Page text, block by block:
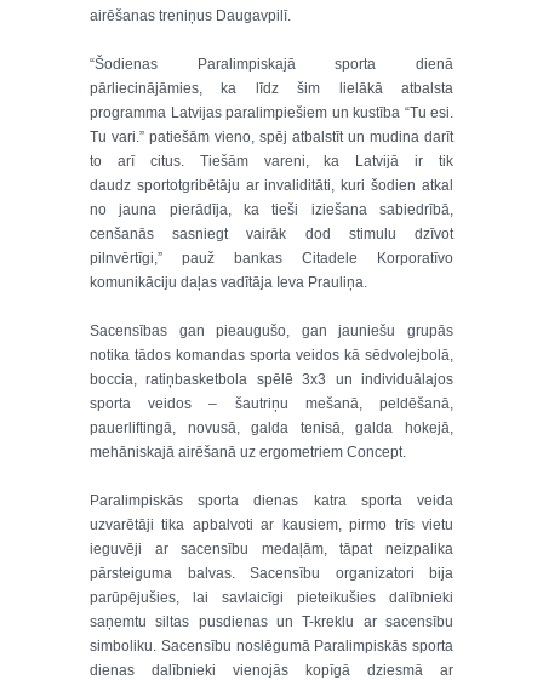
airēšanas treniņus Daugavpilī.
“Šodienas Paralimpiskajā sporta dienā
pārliecinājāmies, ka līdz šim lielākā atbalsta
programma Latvijas paralimpiešiem un kustība “Tu esi.
Tu vari.” patiešām vieno, spēj atbalstīt un mudina darīt
to arī citus. Tiešām vareni, ka Latvijā ir tik
daudz sportotgribētāju ar invaliditāti, kuri šodien atkal
no jauna pierādīja, ka tieši iziešana sabiedrībā,
cenšanās sasniegt vairāk dod stimulu dzīvot
pilnvērtīgi,” pauž bankas Citadele Korporatīvo
komunikāciju daļas vadītāja Ieva Prauliņa.
Sacensības gan pieaugušo, gan jauniešu grupās
notika tādos komandas sporta veidos kā sēdvolejbolā,
boccia, ratiņbasketbola spēlē 3x3 un individuālajos
sporta veidos – šautriņu mešanā, peldēšanā,
pauerliftingā, novusā, galda tenisā, galda hokejā,
mehāniskajā airēšanā uz ergometriem Concept.
Paralimpiskās sporta dienas katra sporta veida
uzvarētāji tika apbalvoti ar kausiem, pirmo trīs vietu
ieguvēji ar sacensību medaļām, tāpat neizpalika
pārsteiguma balvas. Sacensību organizatori bija
parūpējušies, lai savlaicīgi pieteikušies dalībnieki
saņemtu siltas pusdienas un T-kreklu ar sacensību
simboliku. Sacensību noslēgumā Paralimpiskās sporta
dienas dalībnieki vienojās kopīgā dziesmā ar